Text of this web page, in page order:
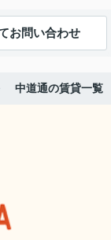
お問い合わせ
中道通の賃貸一覧